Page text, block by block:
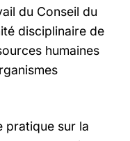
du Conseil du
disciplinaire de
humaines
pratique sur la